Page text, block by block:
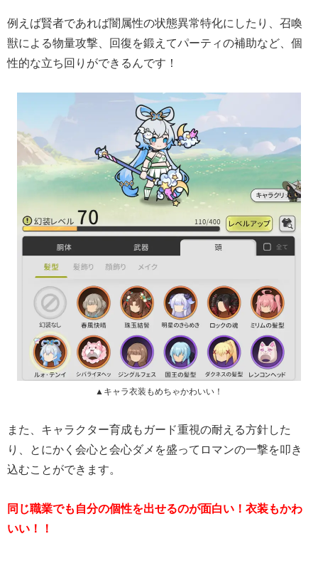
例えば賢者であれば闇属性の状態異常特化にしたり、召喚
獣による物量攻撃、回復を鍛えてパーティの補助など、個
性的な立ち回りができるんです！
▲キャラ衣装もめちゃかわいい！
また、キャラクター育成もガード重視の耐える方針した
り、とにかく会心と会心ダメを盛ってロマンの一撃を叩き
込むことができます。
同じ職業でも自分の個性を出せるのが面白い！衣装もかわ
いい！！